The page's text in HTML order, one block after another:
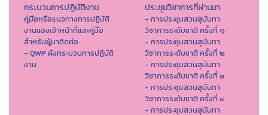
กระบวนการปฏิบัติงาน
คู่มือหรือแนวทางการปฏิบัติ
งานของเจ้าหน้าที่และคู่มือ
สำหรับผู้มาติดต่อ
- QWP ผังกระบวนการปฏิบัติ
งาน
ประชุมวิชาการที่ผ่านมา
- การประชุมสวนสุนันทา
วิชาการระดับชาติ ครั้งที่ ๑
- การประชุมสวนสุนันทา
วิชาการระดับชาติ ครั้งที่ ๒
- การประชุมสวนสุนันทา
วิชาการระดับชาติ ครั้งที่ ๓
- การประชุมสวนสุนันทา
วิชาการระดับชาติ ครั้งที่ ๔
- การประชุมสวนสุนันทา